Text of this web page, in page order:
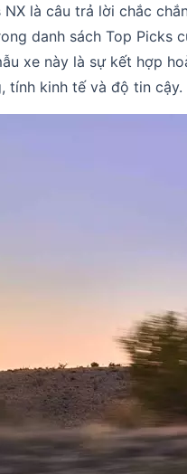
NX là câu trả lời chắc
danh sách Top Picks
xe này là sự kết hợp
tính kinh tế và độ tin cậy.